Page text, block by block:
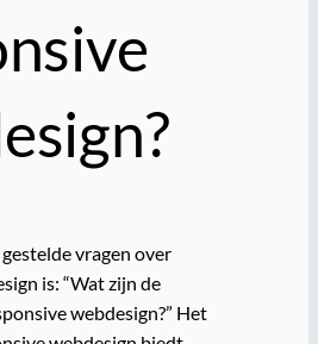
vragen over
is: “Wat zijn de
webdesign?” Het